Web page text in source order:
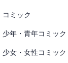
コミック
少年・青年コミック
少女・女性コミック